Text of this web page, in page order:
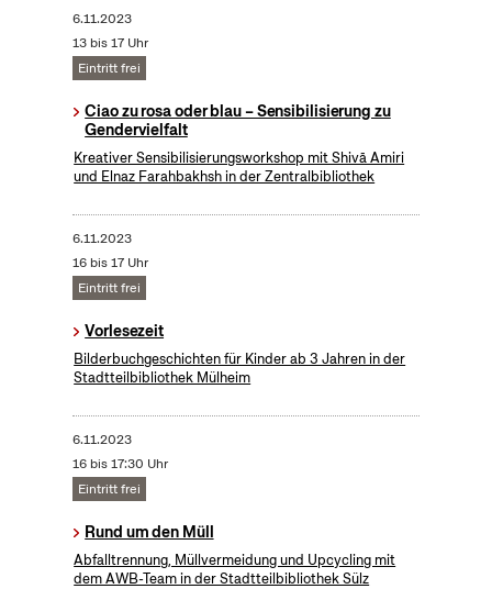
6.11.2023
13 bis 17 Uhr
Eintritt frei
Ciao zu rosa oder blau – Sensibilisierung zu
Gendervielfalt
Kreativer Sensibilisierungsworkshop mit Shivā Amiri
und Elnaz Farahbakhsh in der Zentralbibliothek
6.11.2023
16 bis 17 Uhr
Eintritt frei
Vorlesezeit
Bilderbuchgeschichten für Kinder ab 3 Jahren in der
Stadtteilbibliothek Mülheim
6.11.2023
16 bis 17:30 Uhr
Eintritt frei
Rund um den Müll
Abfalltrennung, Müllvermeidung und Upcycling mit
dem AWB-Team in der Stadtteilbibliothek Sülz